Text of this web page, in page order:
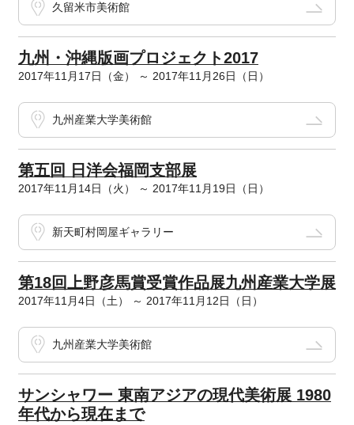
久留米市美術館
九州・沖縄版画プロジェクト2017
2017年11月17日（金） ～ 2017年11月26日（日）
九州産業大学美術館
第五回 日洋会福岡支部展
2017年11月14日（火） ～ 2017年11月19日（日）
新天町村岡屋ギャラリー
第18回上野彦馬賞受賞作品展九州産業大学展
2017年11月4日（土） ～ 2017年11月12日（日）
九州産業大学美術館
サンシャワー 東南アジアの現代美術展 1980
年代から現在まで